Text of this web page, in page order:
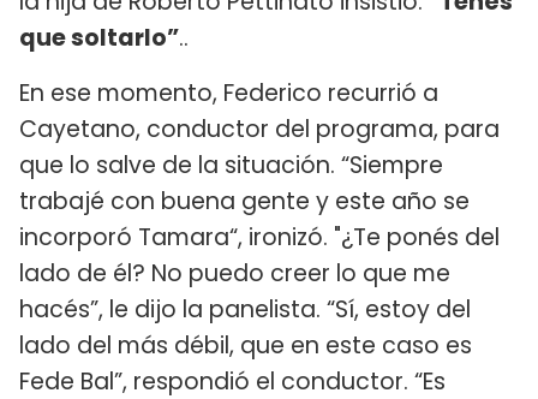
que soltarlo”..
En ese momento, Federico recurrió a
Cayetano, conductor del programa, para
que lo salve de la situación. “Siempre
trabajé con buena gente y este año se
incorporó Tamara“, ironizó. "¿Te ponés del
lado de él? No puedo creer lo que me
hacés”, le dijo la panelista. “Sí, estoy del
lado del más débil, que en este caso es
Fede Bal”, respondió el conductor. “Es